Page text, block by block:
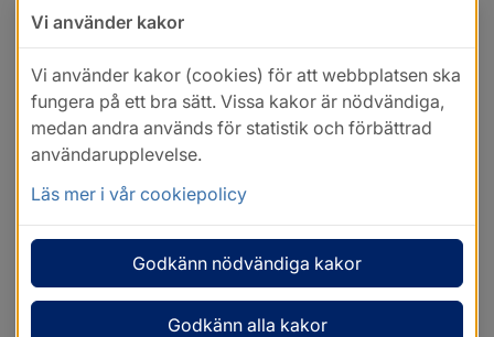
Vi använder kakor
Vi använder kakor (cookies) för att webbplatsen ska
fungera på ett bra sätt. Vissa kakor är nödvändiga,
medan andra används för statistik och förbättrad
användarupplevelse.
Läs mer i vår cookiepolicy
Godkänn nödvändiga kakor
Godkänn alla kakor